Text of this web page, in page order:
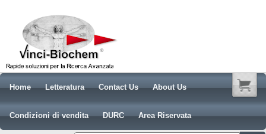
Home Letteratura Contact Us About Us
Condizioni di vendita DURC Area Riservata